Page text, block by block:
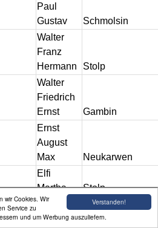
Verstanden!
wir Cookies. Wir
Service zu
und um Werbung auszuliefern.
Paul
Gustav
Schmolsin
Walter
Franz
Hermann
Stolp
Walter
Friedrich
Ernst
Gambin
Ernst
August
Max
Neukarwen
Elfi
Martha
Stolp
Wolfgang
Bruno